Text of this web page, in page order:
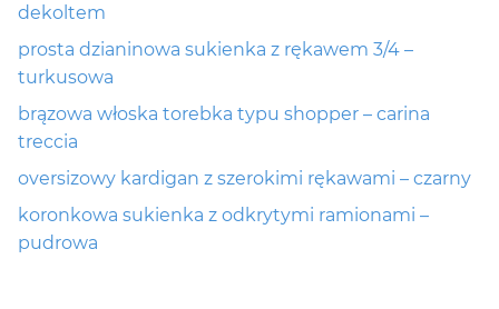
dekoltem
prosta dzianinowa sukienka z rękawem 3/4 –
turkusowa
brązowa włoska torebka typu shopper – carina
treccia
oversizowy kardigan z szerokimi rękawami – czarny
koronkowa sukienka z odkrytymi ramionami –
pudrowa